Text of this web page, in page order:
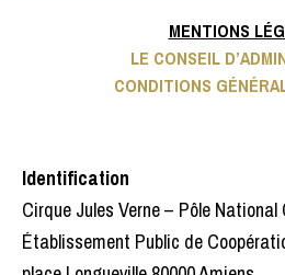
MENTIONS
LE CONSEIL
CONDITIONS
Identification
Cirque Jules Verne – Pôle National
Établissement Public de